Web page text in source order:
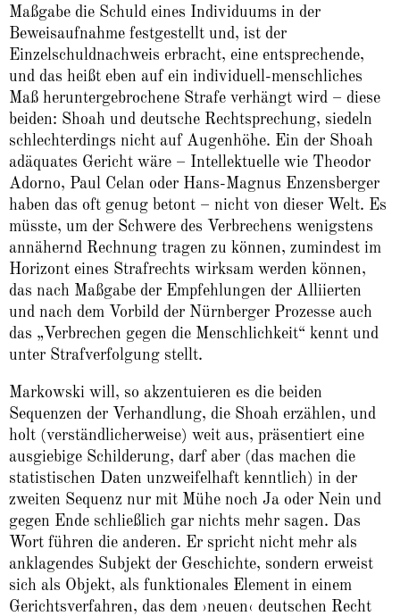
Maßgabe die Schuld eines Individuums in der
Beweisaufnahme festgestellt und, ist der
Einzelschuldnachweis erbracht, eine entsprechende,
und das heißt eben auf ein individuell-menschliches
Maß heruntergebrochene Strafe verhängt wird – diese
beiden: Shoah und deutsche Rechtsprechung, siedeln
schlechterdings nicht auf Augenhöhe. Ein der Shoah
adäquates Gericht wäre – Intellektuelle wie Theodor
Adorno, Paul Celan oder Hans-Magnus Enzensberger
haben das oft genug betont – nicht von dieser Welt. Es
müsste, um der Schwere des Verbrechens wenigstens
annähernd Rechnung tragen zu können, zumindest im
Horizont eines Strafrechts wirksam werden können,
das nach Maßgabe der Empfehlungen der Alliierten
und nach dem Vorbild der Nürnberger Prozesse auch
das „Verbrechen gegen die Menschlichkeit“ kennt und
unter Strafverfolgung stellt.
Markowski will, so akzentuieren es die beiden
Sequenzen der Verhandlung, die Shoah erzählen, und
holt (verständlicherweise) weit aus, präsentiert eine
ausgiebige Schilderung, darf aber (das machen die
statistischen Daten unzweifelhaft kenntlich) in der
zweiten Sequenz nur mit Mühe noch Ja oder Nein und
gegen Ende schließlich gar nichts mehr sagen. Das
Wort führen die anderen. Er spricht nicht mehr als
anklagendes Subjekt der Geschichte, sondern erweist
sich als Objekt, als funktionales Element in einem
Gerichtsverfahren, das dem ›neuen‹ deutschen Recht